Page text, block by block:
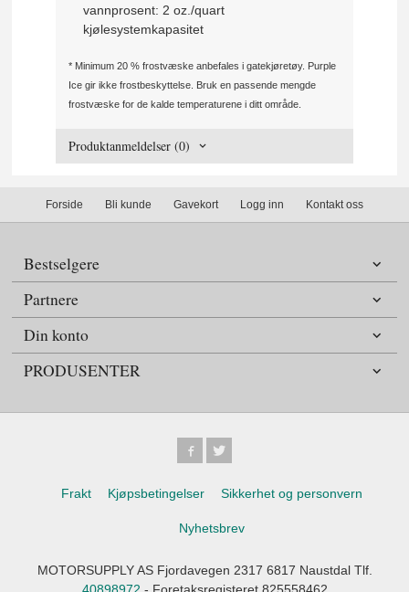
vannprosent: 2 oz./quart
kjølesystemkapasitet
* Minimum 20 % frostvæske anbefales i gatekjøretøy. Purple
Ice gir ikke frostbeskyttelse. Bruk en passende mengde
frostvæske for de kalde temperaturene i ditt område.
Produktanmeldelser (0)
Forside Bli kunde Gavekort Logg inn Kontakt oss
Bestselgere
Partnere
Din konto
PRODUSENTER
Frakt Kjøpsbetingelser Sikkerhet og personvern
Nyhetsbrev
MOTORSUPPLY AS Fjordavegen 2317 6817 Naustdal Tlf.